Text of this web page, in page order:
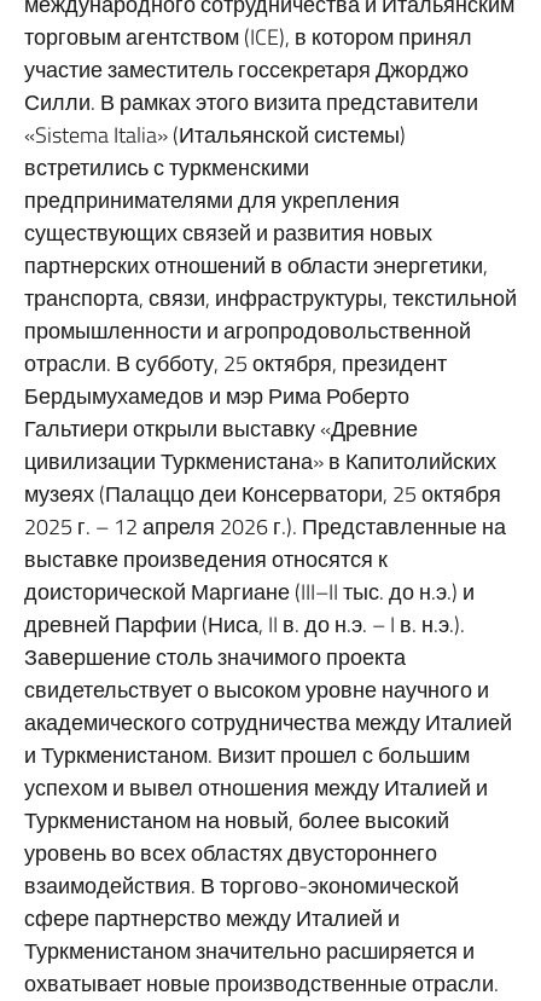
торговым агентством (ICE), в котором принял
участие заместитель госсекретаря Джорджо
Силли. В рамках этого визита представители
«Sistema Italia» (Итальянской системы)
встретились с туркменскими
предпринимателями для укрепления
существующих связей и развития новых
партнерских отношений в области энергетики,
транспорта, связи, инфраструктуры, текстильной
промышленности и агропродовольственной
отрасли. В субботу, 25 октября, президент
Бердымухамедов и мэр Рима Роберто
Гальтиери открыли выставку «Древние
цивилизации Туркменистана» в Капитолийских
музеях (Палаццо деи Консерватори, 25 октября
2025 г. – 12 апреля 2026 г.). Представленные на
выставке произведения относятся к
доисторической Маргиане (III–II тыс. до н.э.) и
древней Парфии (Ниса, II в. до н.э. – I в. н.э.).
Завершение столь значимого проекта
свидетельствует о высоком уровне научного и
академического сотрудничества между Италией
и Туркменистаном. Визит прошел с большим
успехом и вывел отношения между Италией и
Туркменистаном на новый, более высокий
уровень во всех областях двустороннего
взаимодействия. В торгово-экономической
сфере партнерство между Италией и
Туркменистаном значительно расширяется и
охватывает новые производственные отрасли.